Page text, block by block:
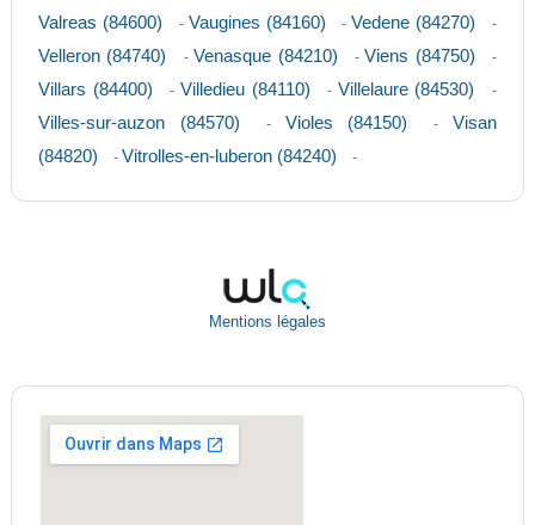
Valreas (84600) - Vaugines (84160) - Vedene (84270) -
Velleron (84740) - Venasque (84210) - Viens (84750) -
Villars (84400) - Villedieu (84110) - Villelaure (84530) -
Villes-sur-auzon (84570) - Violes (84150) - Visan
(84820)
- Vitrolles-en-luberon (84240) -
Mentions légales